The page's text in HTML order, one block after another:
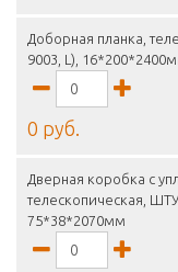
Доборная планка,
9003, L),
0 руб.
Дверная коробка с
телескопическая,
75*38*2070мм